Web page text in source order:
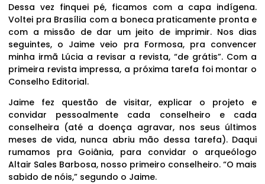
Dessa vez finquei pé, ficamos com a capa indígena.
Voltei pra Brasília com a boneca praticamente pronta e
com a missão de dar um jeito de imprimir. Nos dias
seguintes, o Jaime veio pra Formosa, pra convencer
minha irmã Lúcia a revisar a revista, “de grátis”. Com a
primeira revista impressa, a próxima tarefa foi montar o
Conselho Editorial.
Jaime fez questão de visitar, explicar o projeto e
convidar pessoalmente cada conselheiro e cada
conselheira (até a doença agravar, nos seus últimos
meses de vida, nunca abriu mão dessa tarefa). Daqui
rumamos pra Goiânia, para convidar o arqueólogo
Altair Sales Barbosa, nosso primeiro conselheiro. “O mais
sabido de nóis,” segundo o Jaime.